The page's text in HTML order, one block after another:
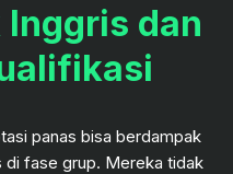
dan
panas bisa berdampak
di fase grup. Mereka tidak